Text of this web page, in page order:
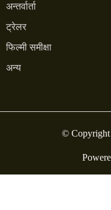
अन्तर्वार्ता
ट्रेलर
फिल्मी समीक्षा
अन्य
© Copyright